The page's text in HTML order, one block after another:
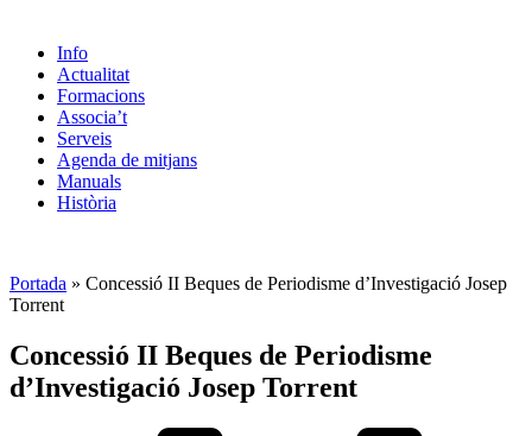
Info
Actualitat
Formacions
Associa’t
Serveis
Agenda de mitjans
Manuals
Història
Portada » Concessió II Beques de Periodisme d’Investigació Josep
Torrent
Concessió II Beques de Periodisme
d’Investigació Josep Torrent